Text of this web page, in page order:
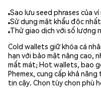
Sao lưu seed phrases của
Sử dụng mật khẩu độc
Thử giao dịch với số lượng
Cold wallets giữ khóa cá
hạn với bảo mật nâng cao,
mất mát; Hot wallets, bao
Phemex, cung cấp khả
tin cậy. Chọn tùy chọn phù